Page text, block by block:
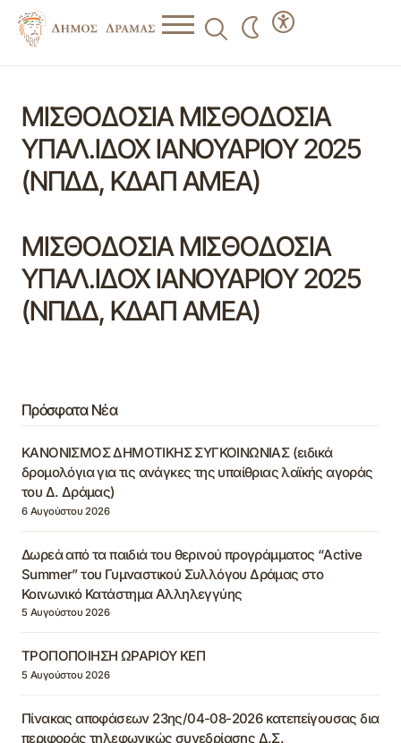
ΜΙΣΘΟΔΟΣΙΑ ΜΙΣΘΟΔΟΣΙΑ
ΥΠΑΛ.ΙΔΟΧ ΙΑΝΟΥΑΡΙΟΥ 2025
(ΝΠΔΔ, ΚΔΑΠ ΑΜΕΑ)
ΜΙΣΘΟΔΟΣΙΑ ΜΙΣΘΟΔΟΣΙΑ
ΥΠΑΛ.ΙΔΟΧ ΙΑΝΟΥΑΡΙΟΥ 2025
(ΝΠΔΔ, ΚΔΑΠ ΑΜΕΑ)
Πρόσφατα Νέα
ΚΑΝΟΝΙΣΜΟΣ ΔΗΜΟΤΙΚΗΣ ΣΥΓΚΟΙΝΩΝΙΑΣ (ειδικά
δρομολόγια για τις ανάγκες της υπαίθριας λαϊκής αγοράς
του Δ. Δράμας)
6 Αυγούστου 2026
Δωρεά από τα παιδιά του θερινού προγράμματος “Active
Summer” του Γυμναστικού Συλλόγου Δράμας στο
Κοινωνικό Κατάστημα Αλληλεγγύης
5 Αυγούστου 2026
ΤΡΟΠΟΠΟΙΗΣΗ ΩΡΑΡΙΟΥ ΚΕΠ
5 Αυγούστου 2026
Πίνακας αποφάσεων 23ης/04-08-2026 κατεπείγουσας δια
περιφοράς τηλεφωνικώς συνεδρίασης Δ.Σ.